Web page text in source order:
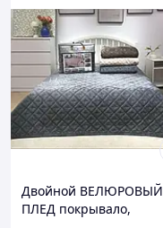
Двойной ВЕЛЮРОВЫЙ
ПЛЕД покрывало,